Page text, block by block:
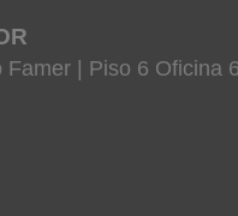
| Piso 6 Oficina